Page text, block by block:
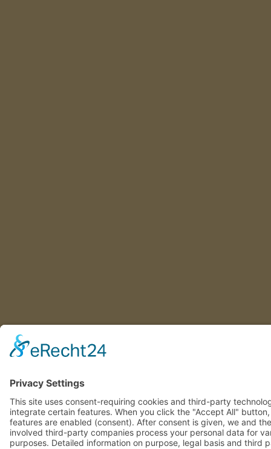
This site uses consent-requiring cookies and third-party
integrate certain features. When you click the "Accept All"